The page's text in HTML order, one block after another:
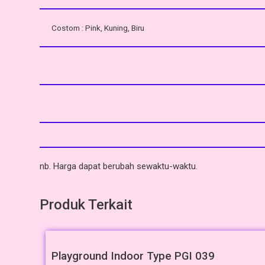
Costom : Pink, Kuning, Biru
nb. Harga dapat berubah sewaktu-waktu.
Produk Terkait
Playground Indoor Type PGI 039